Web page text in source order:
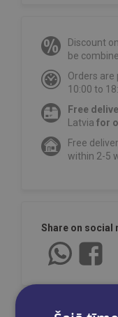
Discount
be
Orders
10:00 to
Free
Latvia for
Free
within 2-5
Share on social